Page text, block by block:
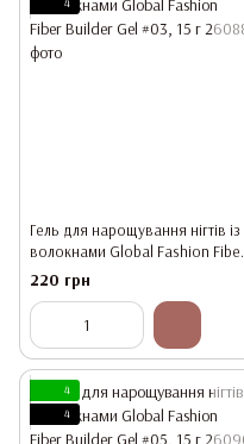
4
Гель для нарощування нігтів із
волокнами Global Fashion Fiber
Builder Gel #03, 15 г
220 грн
4
4